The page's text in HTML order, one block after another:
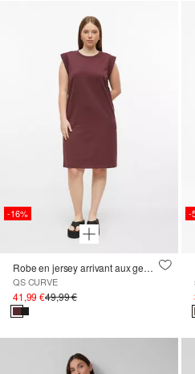
-16%
Robe en jersey arrivant aux genoux
QS CURVE
41,99 €49,99 €
-